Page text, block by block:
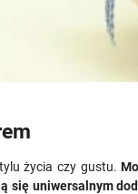
życia czy gustu.
się uniwersalnym